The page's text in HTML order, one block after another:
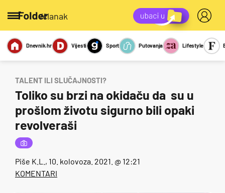
/članak
Miks Kviz
Report
Sexy
Dnevnik.hr Vijesti Sport Putovanja Lifestyle
TALENT ILI SLUČAJNOSTI?
Toliko su brzi na okidaču da su u
prošlom životu sigurno bili opaki
revolveraši
Piše K.L. , 10. kolovoza. 2021. @ 12:21
KOMENTARI